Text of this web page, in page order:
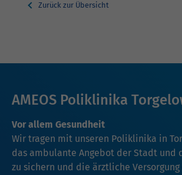
Zurück zur Übersicht
AMEOS Poliklinika
Vor allem Gesundheit
Wir tragen mit unseren Poliklinika in
das ambulante Angebot der Stadt und
zu sichern und die ärztliche